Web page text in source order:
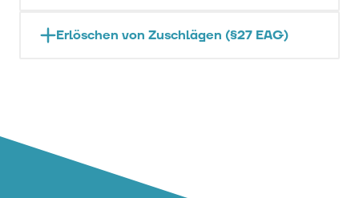
Erlöschen von Zuschlägen (§27 EAG)